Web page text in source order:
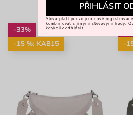
-33%
-15 %: KAB15
-
PŘIHLÁSIT
Sleva platí pouze pro nově
kombinovat s jinými slevovými kódy.
kdykoliv odhlásit.